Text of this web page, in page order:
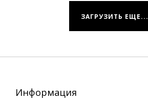
ЗАГРУЗИТЬ ЕЩЕ...
Информация